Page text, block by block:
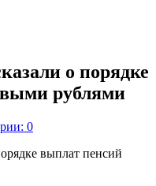
о порядке
рублями
0